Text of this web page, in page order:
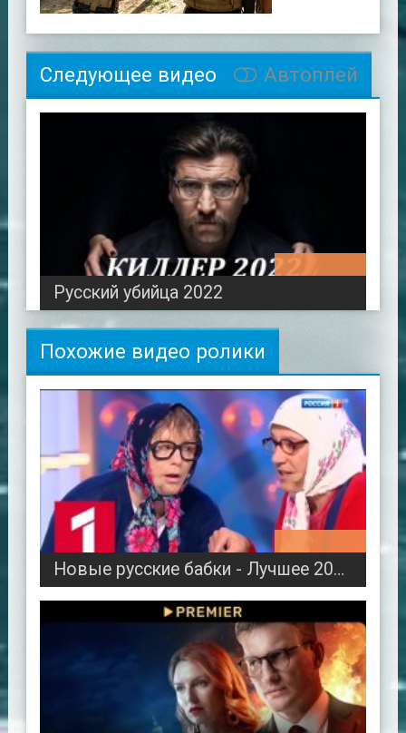
Следующее видео Автоплей
Русский убийца 2022
Похожие видео ролики
Новые русские бабки - Лучшее 2019